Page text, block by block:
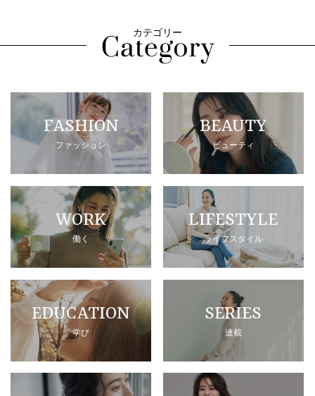
カテゴリー
FASHION
ファッション
BEAUTY
ビューティ
WORK
働く
LIFESTYLE
ライフスタイル
EDUCATION
学び
SERIES
連載